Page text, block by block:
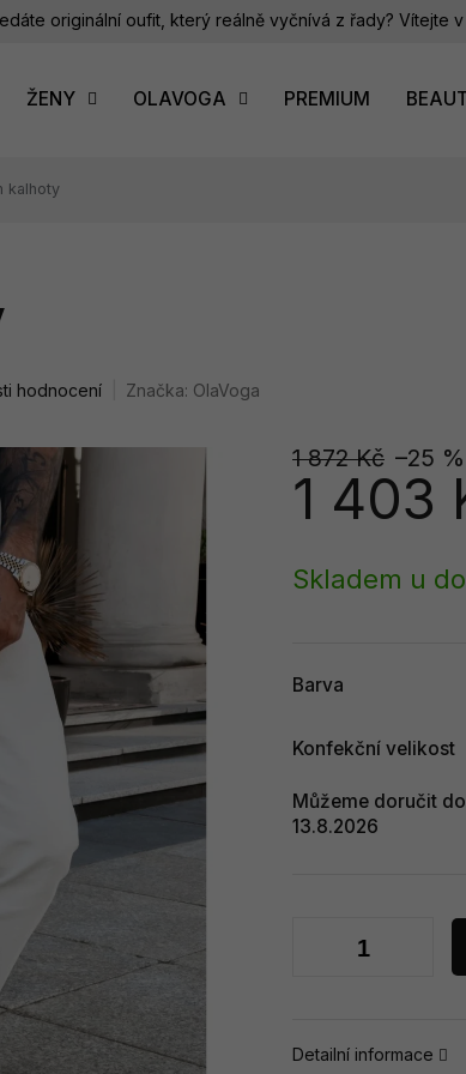
originální oufit, který reálně vyčnívá z řady? Vítejte v
ŽENY OLAVOGA PREMIUM
kalhoty
hodnocení Značka: OlaVoga
1 872 Kč –25 %
1 403
cena:
Skladem u
Barva
Konfekční velikost
Můžeme doručit
13.8.2026
Detailní informace